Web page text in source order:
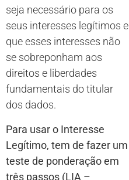
seja necessário para os
seus interesses legítimos e
que esses interesses não
se sobreponham aos
direitos e liberdades
fundamentais do titular
dos dados.
Para usar o Interesse
Legítimo, tem de fazer um
teste de ponderação em
três passos (LIA –